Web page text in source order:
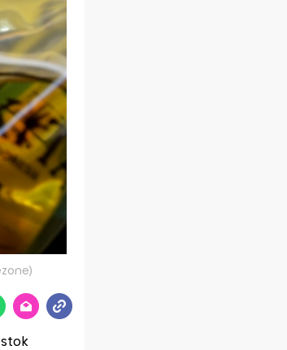
stok